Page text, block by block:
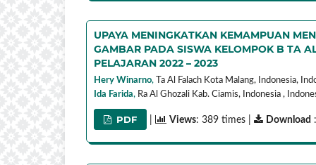
UPAYA MENINGKATKAN KEMAMPUAN
GAMBAR PADA SISWA KELOMPOK B TA
PELAJARAN 2022 – 2023
Hery Winarno, Ta Al Falach Kota Malang, Indonesia,
Ida Farida, Ra Al Ghozali Kab. Ciamis, Indonesia ,
PDF Views: 389 times | Download